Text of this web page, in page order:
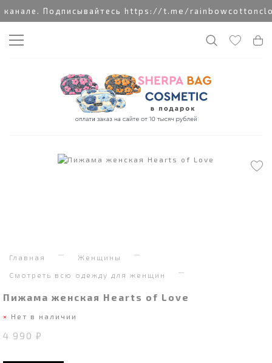
Подписывайтесь https://t.me/
Главная Женщины
Смотреть всю одежду для женщин
Пижама женская Hearts of Love
Нет в наличии
4 990 ₽